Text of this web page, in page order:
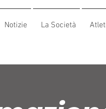
Notizie La Società